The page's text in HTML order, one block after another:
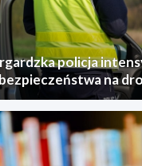
policja
na